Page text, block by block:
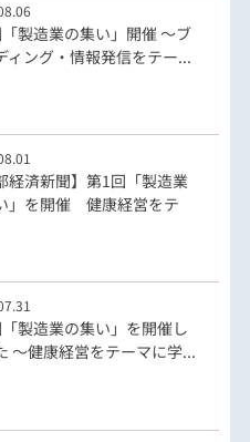
製造業の集い」開催 ～ブ
ィング・情報発信をテー...
経済新聞】第1回「製造業
」を開催 健康経営をテ
製造業の集い」を開催し
～健康経営をテーマに学...